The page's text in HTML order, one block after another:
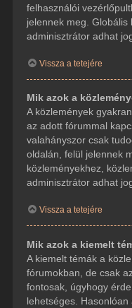
felhasználói
jelennek meg. Globális
adminisztrátor adhat
Vissza a tetejére
Mik azok a
A közlemények
az adott fórummal
valahányszor csak
oldalán, felül jelennek
közleményekhez,
adminisztrátor adhat
Vissza a tetejére
Mik azok a kiemelt
A kiemelt témák a
fórumokban, de csak
fontosak, úgyhogy
lehetséges.